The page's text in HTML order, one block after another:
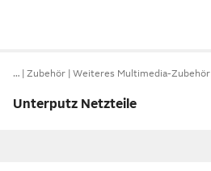
… Zubehör Weiteres Multimedia-Zubehör
Unterputz Netzteile